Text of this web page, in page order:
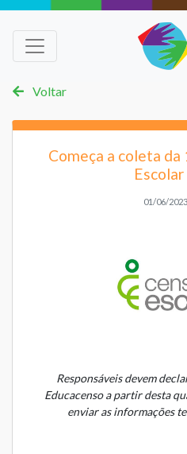
Voltar
Começa a coleta da
01/06/
Responsáveis devem
Educacenso a partir desta
enviar as informações